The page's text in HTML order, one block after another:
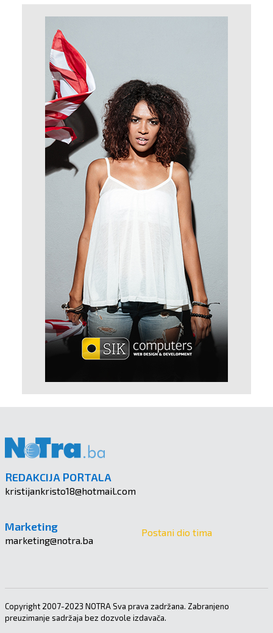
REDAKCIJA PORTALA
kristijankristo18@hotmail.com
Marketing
marketing@notra.ba
Postani dio tima
Copyright 2007-2023 NOTRA Sva prava zadržana. Zabranjeno
preuzimanje sadržaja bez dozvole izdavača.